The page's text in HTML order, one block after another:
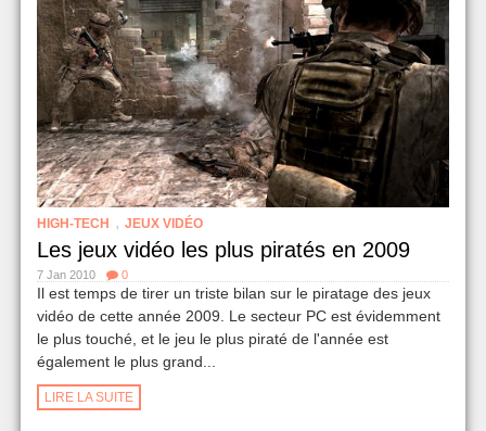
HIGH-TECH , JEUX VIDÉO
Les jeux vidéo les plus piratés en 2009
7 Jan 2010 0
Il est temps de tirer un triste bilan sur le piratage des jeux
vidéo de cette année 2009. Le secteur PC est évidemment
le plus touché, et le jeu le plus piraté de l'année est
également le plus grand...
LIRE LA SUITE